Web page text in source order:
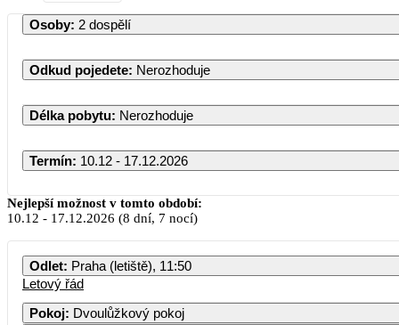
Osoby: 2 dospělí
Odkud pojedete: Nerozhoduje
Délka pobytu: Nerozhoduje
Termín: 10.12 - 17.12.2026
Nejlepší možnost v tomto období:
10.12 - 17.12.2026 (8 dní, 7 nocí)
Odlet: Praha (letiště), 11:50
Letový řád
Pokoj: Dvoulůžkový pokoj